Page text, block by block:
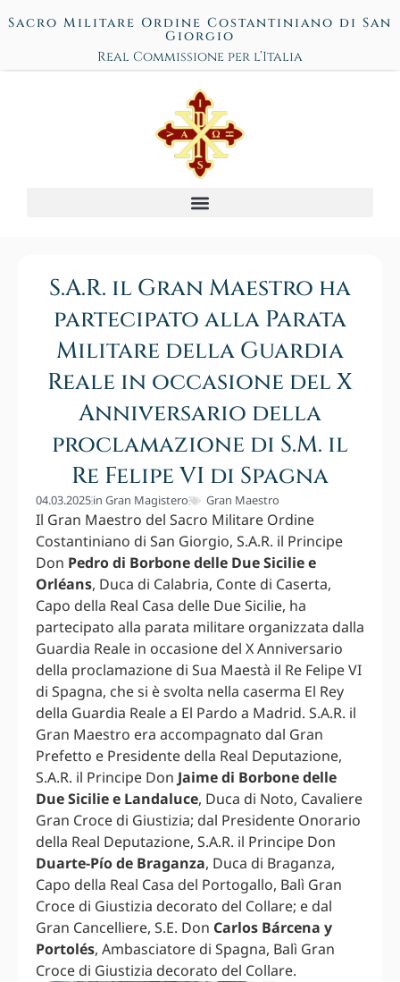
Sacro Militare Ordine Costantiniano di San
Giorgio
Real Commissione per l’Italia
S.A.R. il Gran Maestro ha
partecipato alla Parata
Militare della Guardia
Reale in occasione del X
Anniversario della
proclamazione di S.M. il
Re Felipe VI di Spagna
04.03.2025in Gran Magistero Gran Maestro
Il Gran Maestro del Sacro Militare Ordine
Costantiniano di San Giorgio, S.A.R. il Principe
Don Pedro di Borbone delle Due Sicilie e
Orléans, Duca di Calabria, Conte di Caserta,
Capo della Real Casa delle Due Sicilie, ha
partecipato alla parata militare organizzata dalla
Guardia Reale in occasione del X Anniversario
della proclamazione di Sua Maestà il Re Felipe VI
di Spagna, che si è svolta nella caserma El Rey
della Guardia Reale a El Pardo a Madrid. S.A.R. il
Gran Maestro era accompagnato dal Gran
Prefetto e Presidente della Real Deputazione,
S.A.R. il Principe Don Jaime di Borbone delle
Due Sicilie e Landaluce, Duca di Noto, Cavaliere
Gran Croce di Giustizia; dal Presidente Onorario
della Real Deputazione, S.A.R. il Principe Don
Duarte-Pío de Braganza, Duca di Braganza,
Capo della Real Casa del Portogallo, Balì Gran
Croce di Giustizia decorato del Collare; e dal
Gran Cancelliere, S.E. Don Carlos Bárcena y
Portolés, Ambasciatore di Spagna, Balì Gran
Croce di Giustizia decorato del Collare.